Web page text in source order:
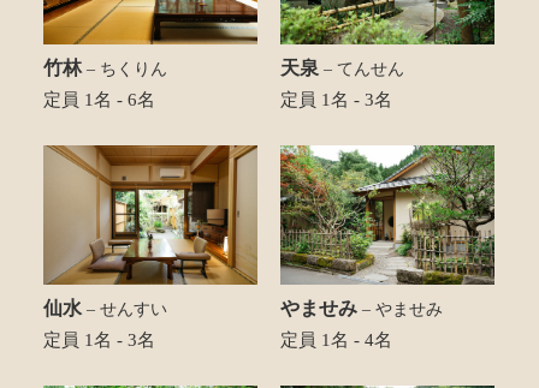
竹林– ちくりん
定員 1名 - 6名
天泉 – てんせん
定員 1名 - 3名
仙水– せんすい
定員 1名 - 3名
やませみ – やませみ
定員 1名 - 4名